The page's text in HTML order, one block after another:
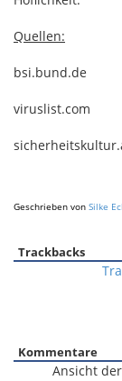
Quellen:
bsi.bund.de
viruslist.com
Geschrieben von Silke
Trackbacks
Kommentare
Ansicht